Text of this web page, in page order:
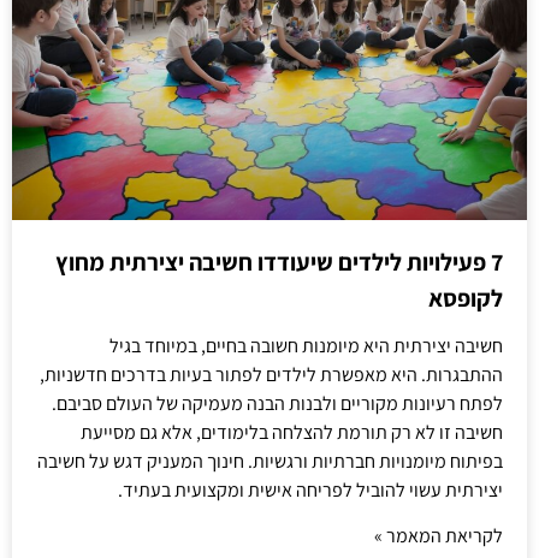
7 פעילויות לילדים שיעודדו חשיבה יצירתית מחוץ
לקופסא
חשיבה יצירתית היא מיומנות חשובה בחיים, במיוחד בגיל
ההתבגרות. היא מאפשרת לילדים לפתור בעיות בדרכים חדשניות,
לפתח רעיונות מקוריים ולבנות הבנה מעמיקה של העולם סביבם.
חשיבה זו לא רק תורמת להצלחה בלימודים, אלא גם מסייעת
בפיתוח מיומנויות חברתיות ורגשיות. חינוך המעניק דגש על חשיבה
יצירתית עשוי להוביל לפריחה אישית ומקצועית בעתיד.
לקריאת המאמר »